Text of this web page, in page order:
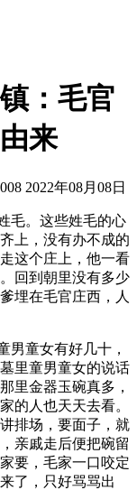
：毛官
来
2022年08月08日
毛。这些姓毛的心
上，没有办不成的
这个庄上，他一看
回到朝里没有多少
埋在毛官庄西，人
童女有好几十，
里童男童女的说话
里金器玉碗真多，
的人也天天去看。
排场，要面子，就
亲戚走后便把碗留
要，毛家一口咬定
了，只好骂骂出